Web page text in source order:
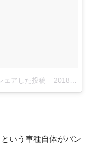
ェアした投稿 – 2018年 6月月4日午前12時25分PDT
いう車種自体がバン